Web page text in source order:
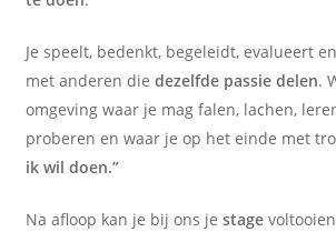
Je speelt, bedenkt, begeleidt, evalueert
met anderen die dezelfde passie delen.
omgeving waar je mag falen, lachen,
proberen en waar je op het einde met
ik wil doen.”
Na afloop kan je bij ons je stage